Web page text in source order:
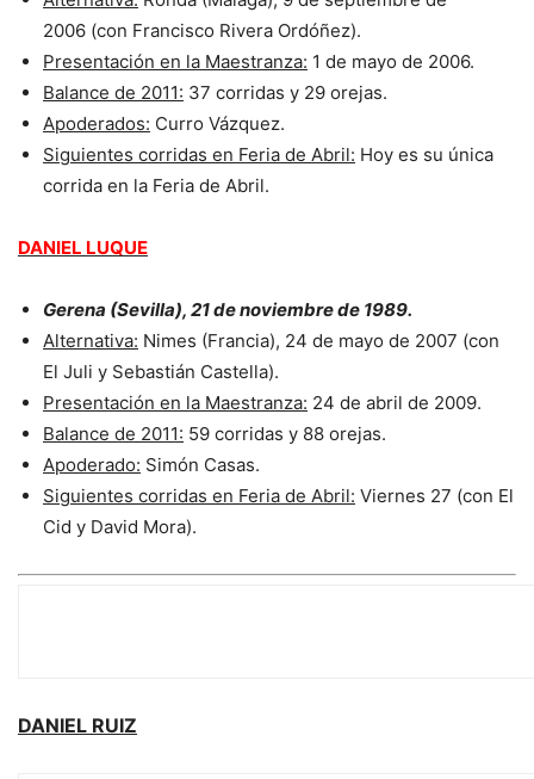
2006 (con Francisco Rivera Ordóñez).
Presentación en la Maestranza: 1 de mayo de 2006.
Balance de 2011: 37 corridas y 29 orejas.
Apoderados: Curro Vázquez.
Siguientes corridas en Feria de Abril: Hoy es su única
corrida en la Feria de Abril.
DANIEL LUQUE
Gerena (Sevilla), 21 de noviembre de 1989.
Alternativa: Nimes (Francia), 24 de mayo de 2007 (con
El Juli y Sebastián Castella).
Presentación en la Maestranza: 24 de abril de 2009.
Balance de 2011: 59 corridas y 88 orejas.
Apoderado: Simón Casas.
Siguientes corridas en Feria de Abril: Viernes 27 (con El
Cid y David Mora).
DANIEL RUIZ